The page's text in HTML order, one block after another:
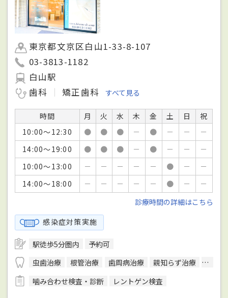
東京都文京区白山1-33-8-107
03-3813-1182
白山駅
歯科
矯正歯科 すべて見る
時間 月 火 水 木 金 土 日
祝
10:00～12:30
● ● ● － ● － －
－
14:00～19:00
● ● ● － ● － －
－
10:00～13:00
－ － － － － ● －
－
14:00～18:00
－ － － － － ● －
－
診療時間の詳細はこちら
感染症対策実施
駅徒歩5分圏内
予約可
虫歯治療
根管治療 歯周病治療 親知らず治療
顎関
噛み合わせ検査・診断
レントゲン検査